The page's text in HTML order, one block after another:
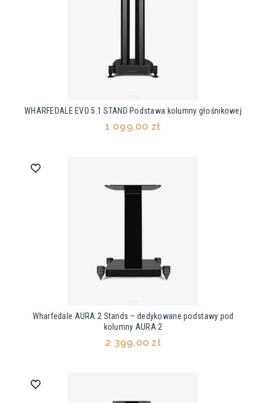
WHARFEDALE EVO 5.1 STAND Podstawa kolumny głośnikowej
1 099,00 zł
Wharfedale AURA 2 Stands – dedykowane podstawy pod
kolumny AURA 2
2 399,00 zł